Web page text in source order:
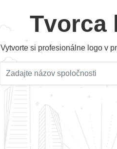
Tvorca
Vytvorte si profesionálne logo v